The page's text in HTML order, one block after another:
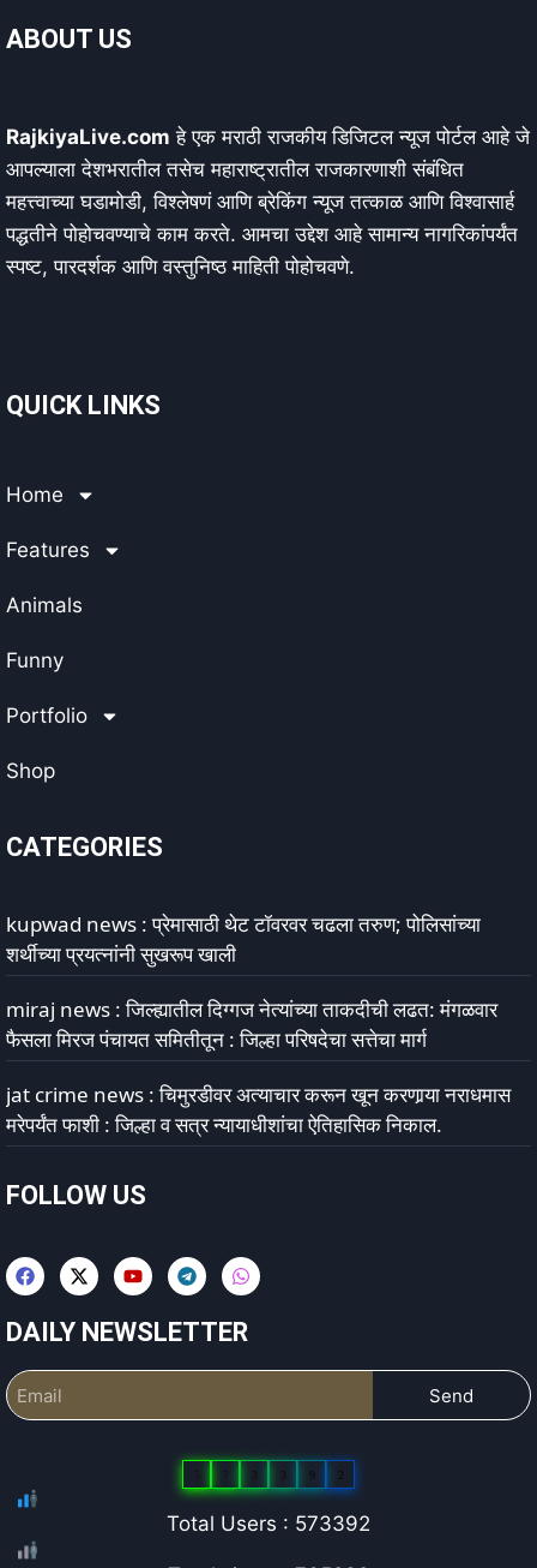
ABOUT US
RajkiyaLive.com हे एक मराठी राजकीय डिजिटल न्यूज पोर्टल आहे जे
आपल्याला देशभरातील तसेच महाराष्ट्रातील राजकारणाशी संबंधित
महत्त्वाच्या घडामोडी, विश्लेषणं आणि ब्रेकिंग न्यूज तत्काळ आणि विश्वासार्ह
पद्धतीने पोहोचवण्याचे काम करते. आमचा उद्देश आहे सामान्य नागरिकांपर्यंत
स्पष्ट, पारदर्शक आणि वस्तुनिष्ठ माहिती पोहोचवणे.
QUICK LINKS
Home
Features
Animals
Funny
Portfolio
Shop
CATEGORIES
kupwad news : प्रेमासाठी थेट टॉवरवर चढला तरुण; पोलिसांच्या
शर्थीच्या प्रयत्नांनी सुखरूप खाली
miraj news : जिल्ह्यातील दिग्गज नेत्यांच्या ताकदीची लढत: मंगळवार
फैसला मिरज पंचायत समितीतून : जिल्हा परिषदेचा सत्तेचा मार्ग
jat crime news : चिमुरडीवर अत्याचार करून खून करणार्‍या नराधमास
मरेपर्यंत फाशी : जिल्हा व सत्र न्यायाधीशांचा ऐतिहासिक निकाल.
FOLLOW US
DAILY NEWSLETTER
Send
5 3 3 9 2
Total Users : 573392